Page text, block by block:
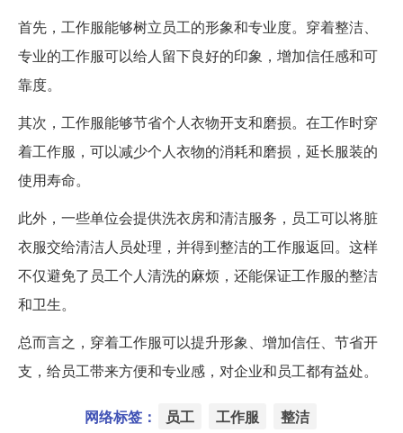
首先，工作服能够树立员工的形象和专业度。穿着整洁、
专业的工作服可以给人留下良好的印象，增加信任感和可
靠度。
其次，工作服能够节省个人衣物开支和磨损。在工作时穿
着工作服，可以减少个人衣物的消耗和磨损，延长服装的
使用寿命。
此外，一些单位会提供洗衣房和清洁服务，员工可以将脏
衣服交给清洁人员处理，并得到整洁的工作服返回。这样
不仅避免了员工个人清洗的麻烦，还能保证工作服的整洁
和卫生。
总而言之，穿着工作服可以提升形象、增加信任、节省开
支，给员工带来方便和专业感，对企业和员工都有益处。
网络标签： 员工 工作服 整洁